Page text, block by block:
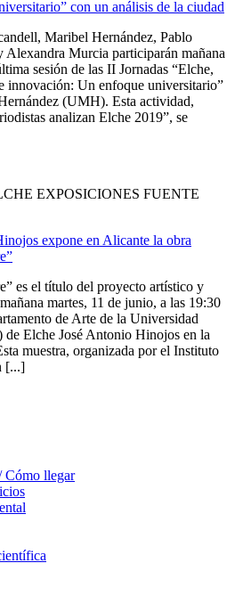
con un análisis de la ciudad
Maribel Hernández, Pablo
Murcia participarán mañana
sesión de las II Jornadas “Elche,
innovación: Un enfoque universitario”
(UMH). Esta actividad,
analizan Elche 2019”, se
EXPOSICIONES FUENTE
expone en Alicante la obra
es el título del proyecto artístico y
martes, 11 de junio, a las 19:30
de Arte de la Universidad
Elche José Antonio Hinojos en la
muestra, organizada por el Instituto
[...]
Cómo llegar